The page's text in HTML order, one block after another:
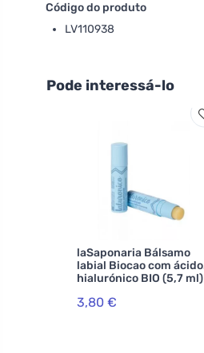
Código do produto
LV110938
Pode interessá-lo
laSaponaria Bálsamo
labial Biocao com ácido
hialurónico BIO (5,7 ml)
3,80 €